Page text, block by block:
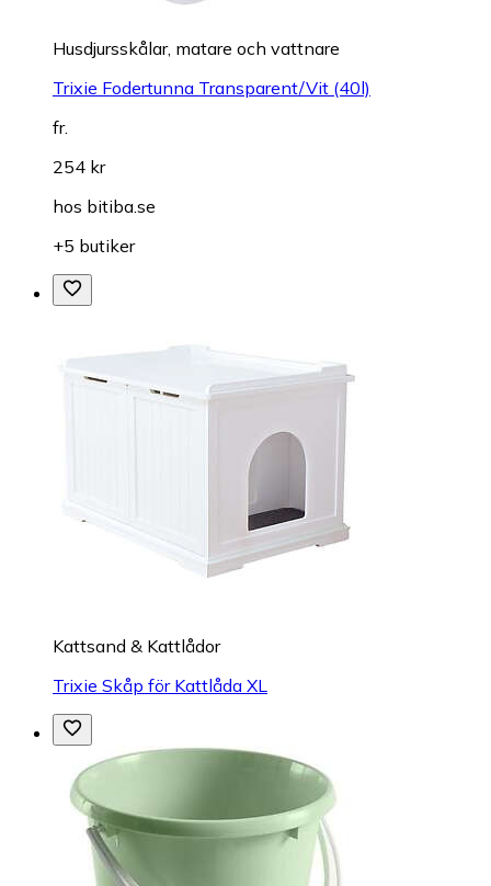
Husdjursskålar, matare och vattnare
Trixie Fodertunna Transparent/Vit (40l)
fr.
254 kr
hos bitiba.se
+5 butiker
Kattsand & Kattlådor
Trixie Skåp för Kattlåda XL